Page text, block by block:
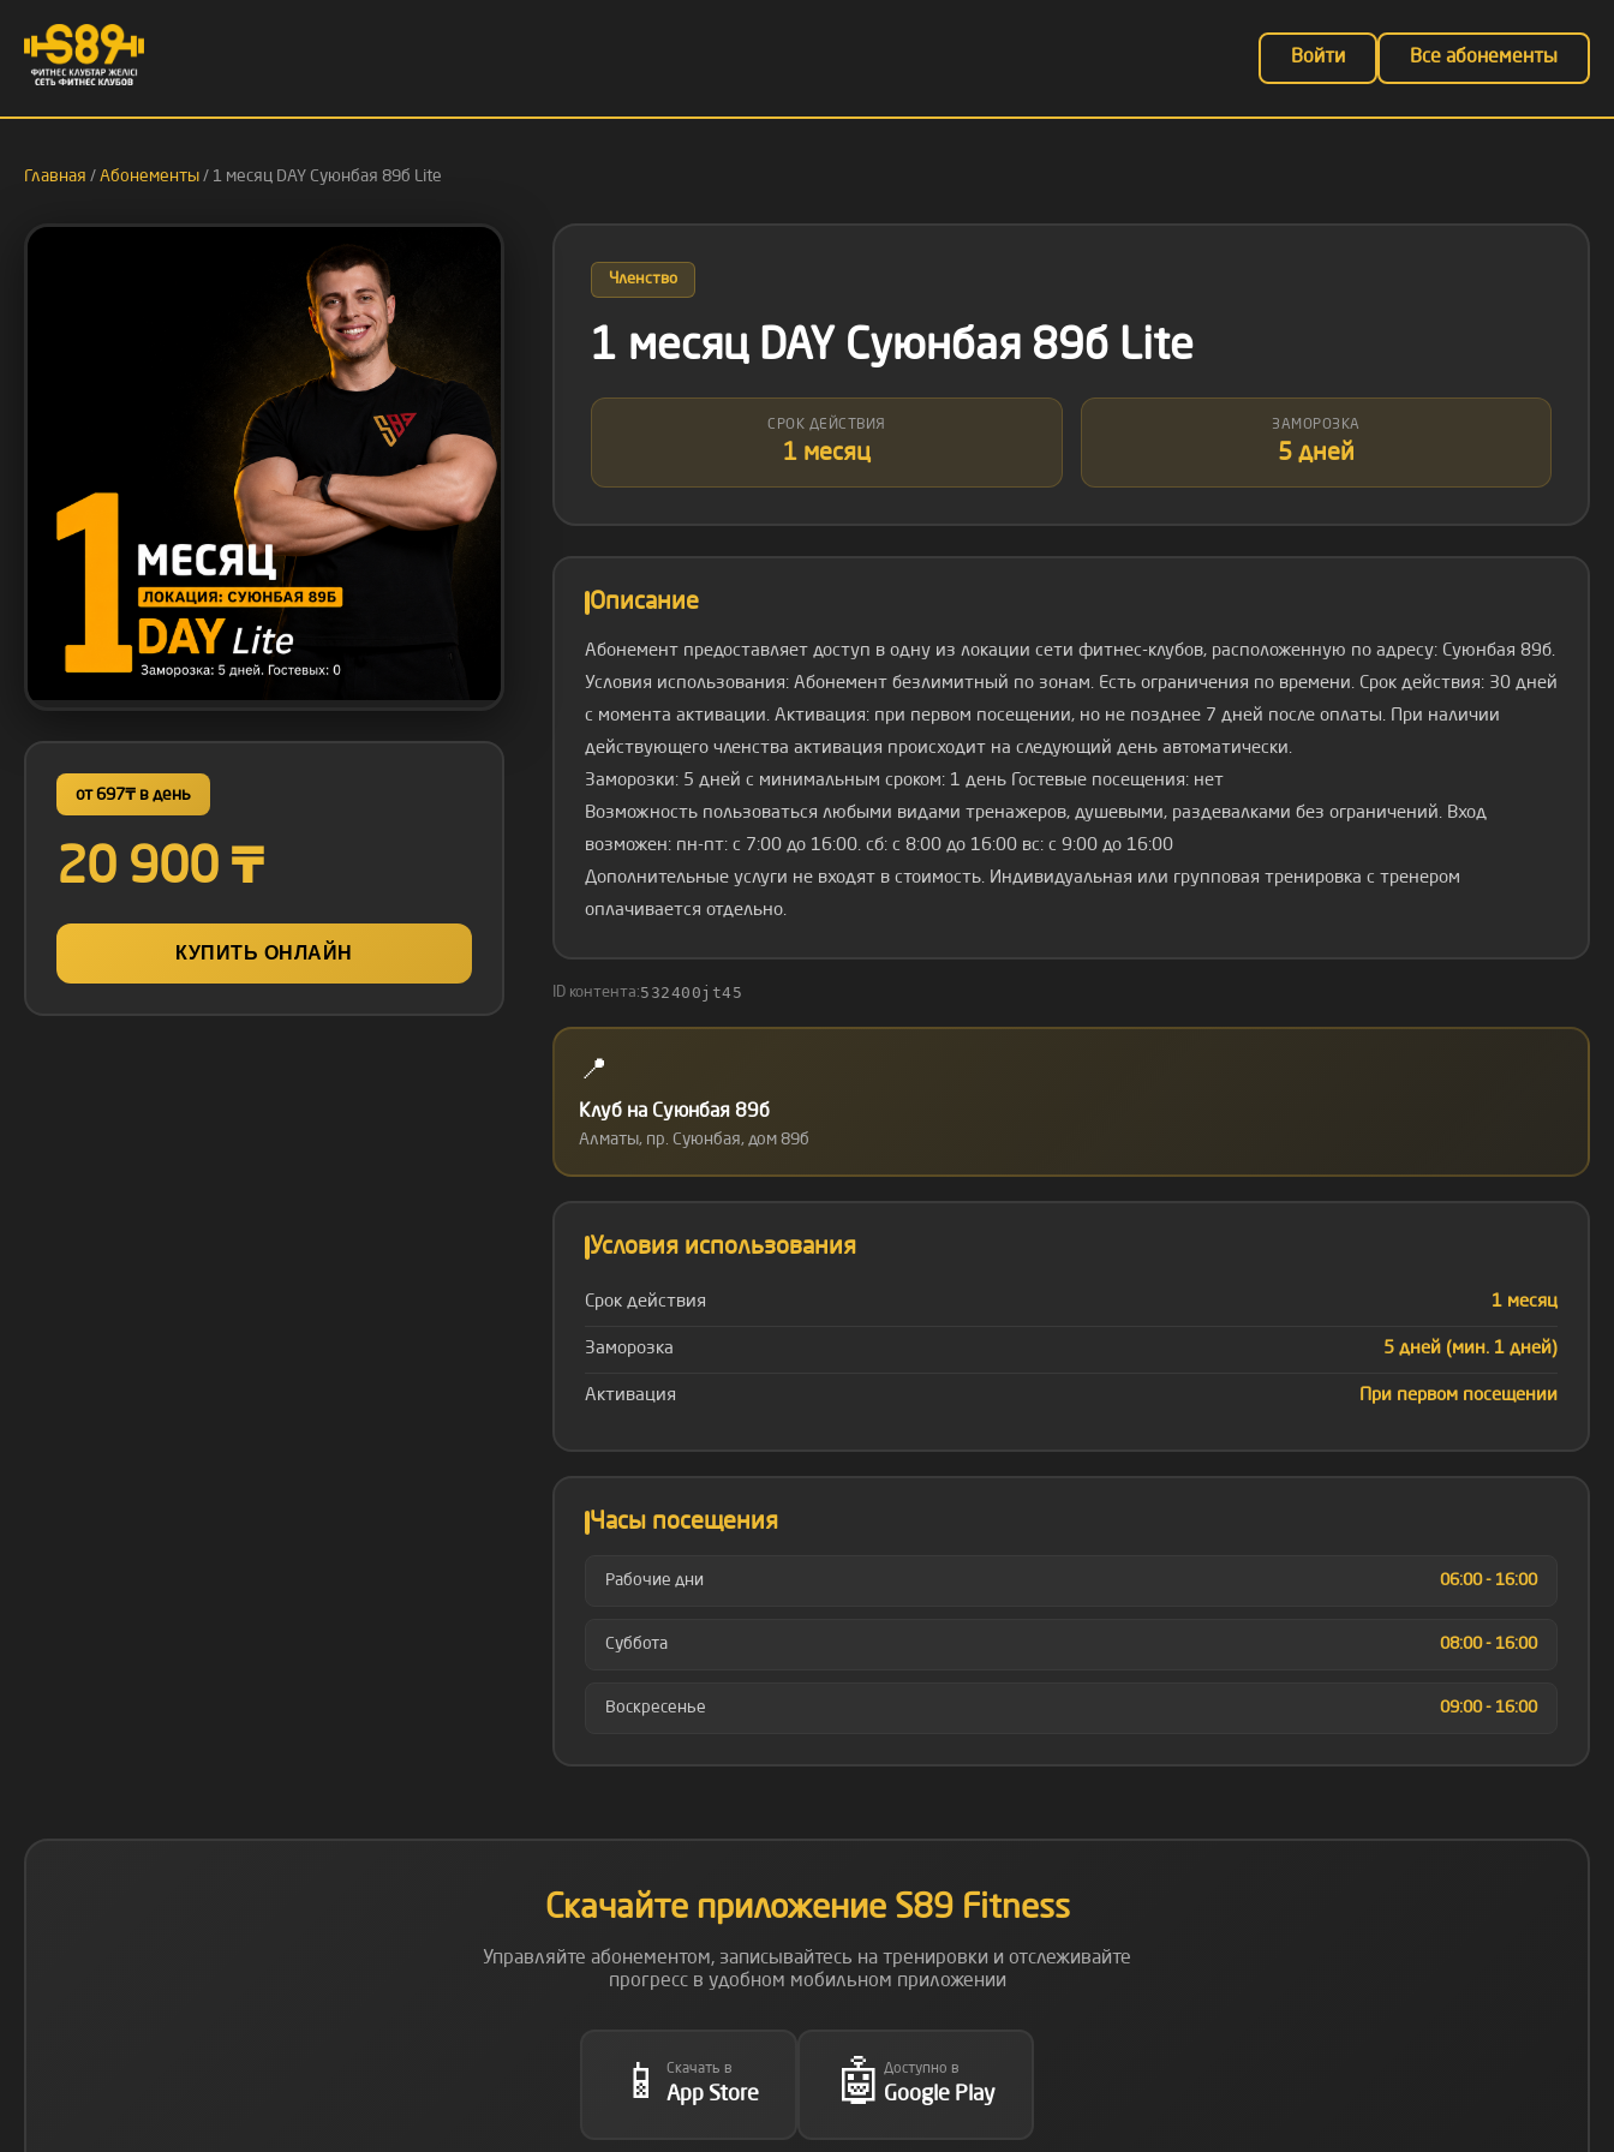
Войти Все абонементы
Главная / Абонементы / 1 месяц DAY Суюнбая 89б Lite
от 697₸ в день
20 900 ₸
КУПИТЬ ОНЛАЙН
Членство
1 месяц DAY Суюнбая 89б Lite
СРОК ДЕЙСТВИЯ
1 месяц
ЗАМОРОЗКА
5 дней
Описание
Абонемент предоставляет доступ в одну из локации сети фитнес-клубов, расположенную по адресу: Суюнбая 89б.
Условия использования: Абонемент безлимитный по зонам. Есть ограничения по времени. Срок действия: 30 дней
с момента активации. Активация: при первом посещении, но не позднее 7 дней после оплаты. При наличии
действующего членства активация происходит на следующий день автоматически.
Заморозки: 5 дней с минимальным сроком: 1 день Гостевые посещения: нет
Возможность пользоваться любыми видами тренажеров, душевыми, раздевалками без ограничений. Вход
возможен: пн-пт: с 7:00 до 16:00. сб: с 8:00 до 16:00 вс: с 9:00 до 16:00
Дополнительные услуги не входят в стоимость. Индивидуальная или групповая тренировка с тренером
оплачивается отдельно.
ID контента:532400jt45
📍
Клуб на Суюнбая 89б
Алматы, пр. Суюнбая, дом 89б
Условия использования
Срок действия 1 месяц
Заморозка 5 дней (мин. 1 дней)
Активация При первом посещении
Часы посещения
Рабочие дни 06:00 - 16:00
Суббота 08:00 - 16:00
Воскресенье 09:00 - 16:00
Скачайте приложение S89 Fitness
Управляйте абонементом, записывайтесь на тренировки и отслеживайте
прогресс в удобном мобильном приложении
📱 Скачать в
App Store 🤖 Доступно в
Google Play